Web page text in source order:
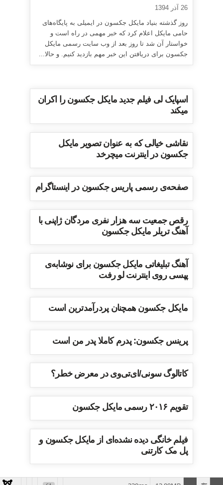
26 آذر 1394
روز گذشته بنیاد مایکل جکسون در ایمیلی به پایگاه‌های
حامی مایکل اعلام کرد که خبر مهمی در راه است و
خواستار آن شد تا روز بعد از وب سایت رسمی مایکل
جکسون برای دریافتن این خبر مهم بازدید کنیم. و حالا...
اسپایک لی فیلم جدید مایکل جکسون را اکران
میکند
نقاشی خیالی که به عنوان تصویر مایکل
جکسون در اینترنت میچرخد
صفحه‌ی رسمی پاریس جکسون در اینستاگرام
رقص جمعیت سه هزار نفری مردگان ژاپنی با
آهنگ تریلر مایکل جکسون
آهنگ تبلیغاتی مایکل جکسون برای نوشابه‌ی
پپسی روی اینترنت لو رفت
مایکل جکسون همچنان پردرآمدترین است
پرینس جکسون: پدرم کاملا پدر من است
کاتالوگ سونی/ای‌تی‌وی در معرض خطر؟
تقویم ۲۰۱۶ رسمی مایکل جکسون
فیلم خانگی دیده نشده‌ای از مایکل جکسون و
پل مک کارتنی